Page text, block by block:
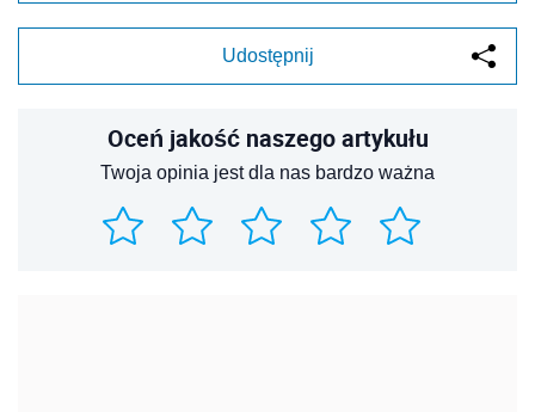
Udostępnij
Oceń jakość naszego artykułu
Twoja opinia jest dla nas bardzo ważna